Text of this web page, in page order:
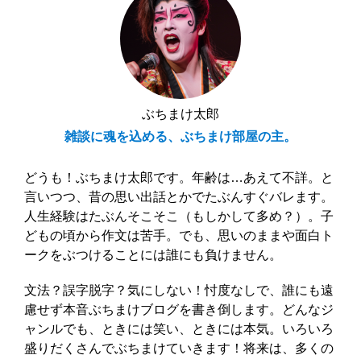
ぶちまけ太郎
雑談に魂を込める、ぶちまけ部屋の主。
どうも！ぶちまけ太郎です。年齢は…あえて不詳。と
言いつつ、昔の思い出話とかでたぶんすぐバレます。
人生経験はたぶんそこそこ（もしかして多め？）。子
どもの頃から作文は苦手。でも、思いのままや面白ト
ークをぶつけることには誰にも負けません。
文法？誤字脱字？気にしない！忖度なしで、誰にも遠
慮せず本音ぶちまけブログを書き倒します。どんなジ
ャンルでも、ときには笑い、ときには本気。いろいろ
盛りだくさんでぶちまけていきます！将来は、多くの